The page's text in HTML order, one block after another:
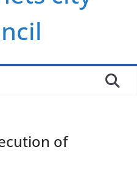
of